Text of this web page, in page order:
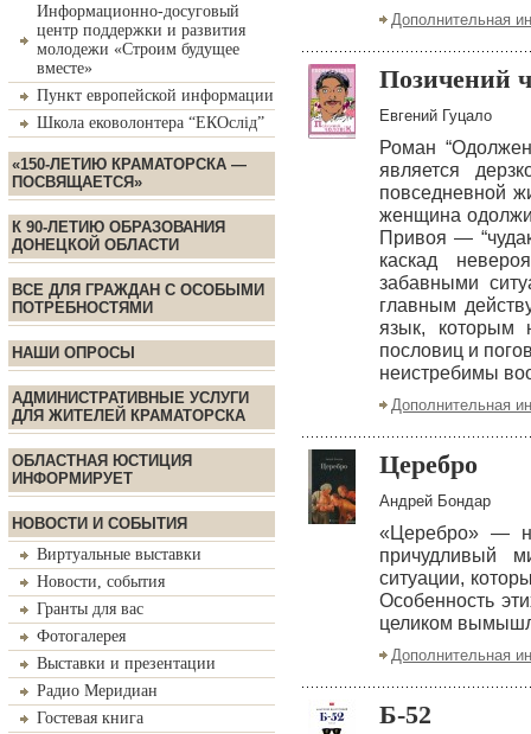
Информационно-досуговый
центр поддержки и развития
молодежи «Строим будущее
вместе»
Пункт европейской информации
Школа ековолонтера “ЕКОслід”
«150-ЛЕТИЮ КРАМАТОРСКА —
ПОСВЯЩАЕТСЯ»
К 90-ЛЕТИЮ ОБРАЗОВАНИЯ
ДОНЕЦКОЙ ОБЛАСТИ
ВСЕ ДЛЯ ГРАЖДАН С ОСОБЫМИ
ПОТРЕБНОСТЯМИ
НАШИ ОПРОСЫ
АДМИНИСТРАТИВНЫЕ УСЛУГИ
ДЛЯ ЖИТЕЛЕЙ КРАМАТОРСКА
ОБЛАСТНАЯ ЮСТИЦИЯ
ИНФОРМИРУЕТ
НОВОСТИ И СОБЫТИЯ
Виртуальные выставки
Новости, события
Гранты для вас
Фотогалерея
Выставки и презентации
Радио Меридиан
Гостевая книга
Дополнительная
Позичений
Евгений Гуцало
Роман
является
повседневной
женщина
Привоя —
каскад
забавными
главным
язык, которым
пословиц и
неистребимы
Дополнительная
Церебро
Андрей Бондар
«Церебро» —
причудливый
ситуации,
Особенность
целиком
Дополнительная
Б-52